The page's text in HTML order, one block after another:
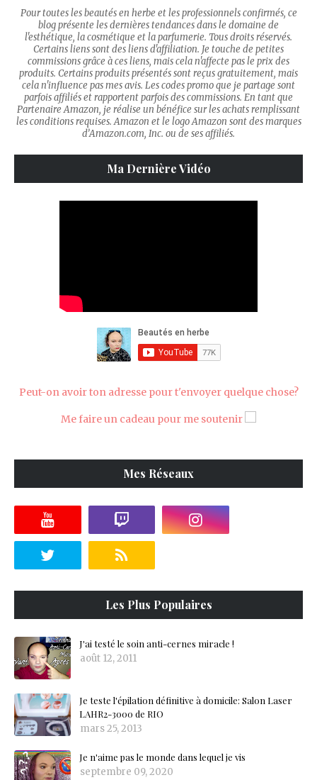
Pour toutes les beautés en herbe et les professionnels confirmés, ce
blog présente les dernières tendances dans le domaine de
l'esthétique, la cosmétique et la parfumerie. Tous droits réservés.
Certains liens sont des liens d'affiliation. Je touche de petites
commissions grâce à ces liens, mais cela n'affecte pas le prix des
produits. Certains produits présentés sont reçus gratuitement, mais
cela n'influence pas mes avis. Les codes promo que je partage sont
parfois affiliés et rapportent parfois des commissions. En tant que
Partenaire Amazon, je réalise un bénéfice sur les achats remplissant
les conditions requises. Amazon et le logo Amazon sont des marques
d’Amazon.com, Inc. ou de ses affiliés.
Ma Dernière Vidéo
Peut-on avoir ton adresse pour t'envoyer quelque chose?
Me faire un cadeau pour me soutenir
Mes Réseaux
Les Plus Populaires
J'ai testé le soin anti-cernes miracle !
août 12, 2011
Je teste l'épilation définitive à domicile: Salon Laser
LAHR2-3000 de RIO
mars 25, 2013
Je n'aime pas le monde dans lequel je vis
septembre 09, 2020